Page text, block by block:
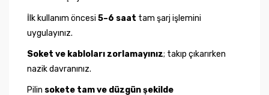
İlk kullanım öncesi 5–6 saat tam şarj işlemini
uygulayınız.
Soket ve kabloları zorlamayınız; takıp çıkarırken
nazik davranınız.
Pilin sokete tam ve düzgün şekilde